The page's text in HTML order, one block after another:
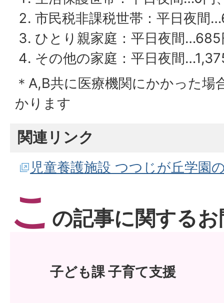
市民税非課税世帯：平日夜間
ひとり親家庭：平日夜間
その他の家庭：平日夜間
＊A,B共に医療機関にかかった場
かります
関連リンク
児童養護施設 つつじが丘学園
こ の記事に関する
子ども課 子育て支援